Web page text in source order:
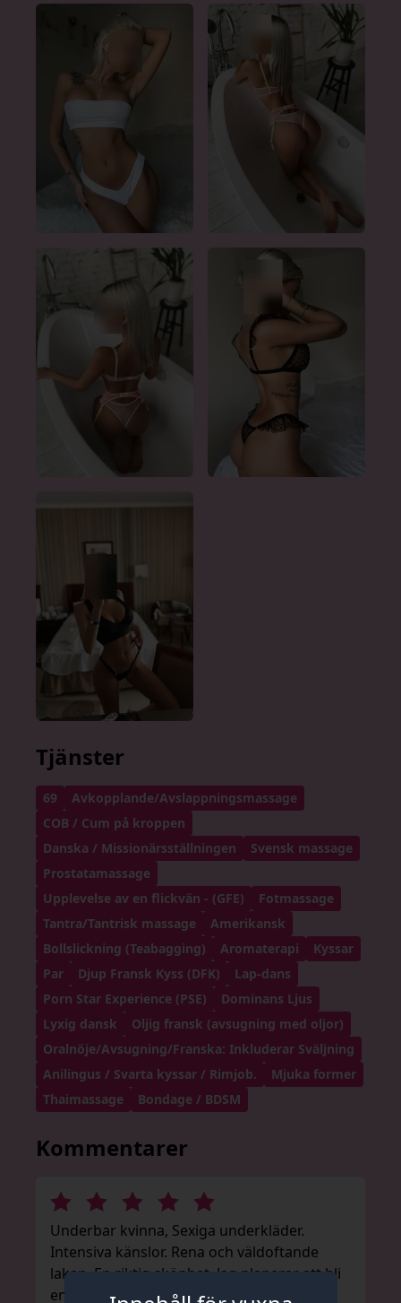
Tjänster
69
Avkopplande/Avslappningsmassage
COB / Cum på kroppen
Danska / Missionärsställningen
Svensk massage
Prostatamassage
Upplevelse av en flickvän - (GFE)
Fotmassage
Tantra/Tantrisk massage
Amerikansk
Bollslickning (Teabagging)
Aromaterapi
Kyssar
Par
Djup Fransk Kyss (DFK)
Lap-dans
Porn Star Experience (PSE)
Dominans Ljus
Lyxig dansk
Oljig fransk (avsugning med oljor)
Oralnöje/Avsugning/Franska: Inkluderar Sväljning
Anilingus / Svarta kyssar / Rimjob.
Mjuka former
Thaimassage
Bondage / BDSM
Kommentarer
Underbar kvinna, Sexiga underkläder.
Intensiva känslor. Rena och väldoftande
lakan. En riktig skönhet. Jag planerar att bli
en regelbunden kund.